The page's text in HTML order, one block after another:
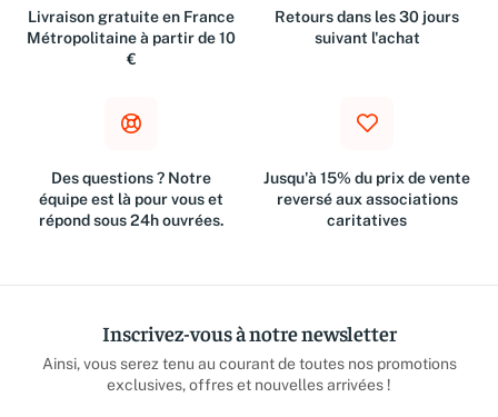
Livraison gratuite en France
Métropolitaine à partir de 10
€
Retours dans les 30 jours
suivant l'achat
Des questions ? Notre
équipe est là pour vous et
répond sous 24h ouvrées.
Jusqu'à 15% du prix de vente
reversé aux associations
caritatives
Inscrivez-vous à notre newsletter
Ainsi, vous serez tenu au courant de toutes nos promotions
exclusives, offres et nouvelles arrivées !